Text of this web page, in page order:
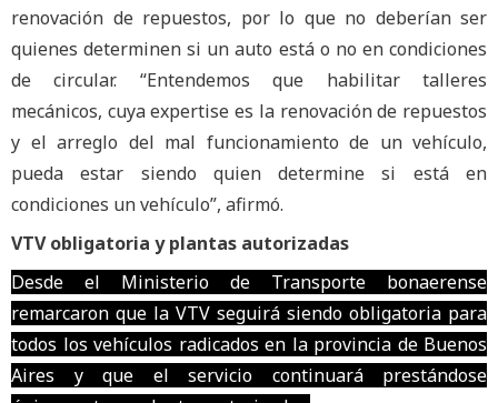
renovación de repuestos, por lo que no deberían ser
quienes determinen si un auto está o no en condiciones
de circular. “Entendemos que habilitar talleres
mecánicos, cuya expertise es la renovación de repuestos
y el arreglo del mal funcionamiento de un vehículo,
pueda estar siendo quien determine si está en
condiciones un vehículo”, afirmó.
VTV obligatoria y plantas autorizadas
Desde el Ministerio de Transporte bonaerense
remarcaron que la VTV seguirá siendo obligatoria para
todos los vehículos radicados en la provincia de Buenos
Aires y que el servicio continuará prestándose